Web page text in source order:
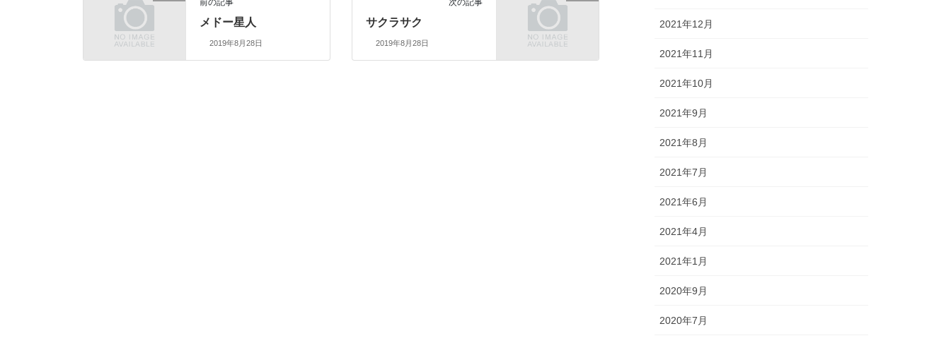
前の記事
メドー星人
2019年8月28日
次の記事
サクラサク
2019年8月28日
2021年12月
2021年11月
2021年10月
2021年9月
2021年8月
2021年7月
2021年6月
2021年4月
2021年1月
2020年9月
2020年7月